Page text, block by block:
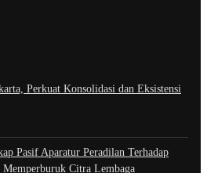
Perkuat Konsolidasi dan Eksistensi
Pasif Aparatur Peradilan Terhadap
Citra Lembaga